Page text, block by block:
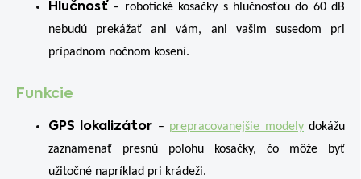
Hlučnosť – robotické kosačky s hlučnosťou do 60 dB
nebudú prekážať ani vám, ani vašim susedom pri
prípadnom nočnom kosení.
Funkcie
GPS lokalizátor – prepracovanejšie modelydokážu
zaznamenať presnú polohu kosačky, čo môže byť
užitočné napríklad pri krádeži.